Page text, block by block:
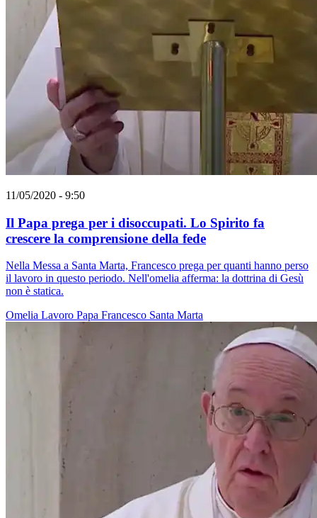
11/05/2020 - 9:50
Il Papa prega per i disoccupati. Lo Spirito fa
crescere la comprensione della fede
Nella Messa a Santa Marta, Francesco prega per quanti hanno perso
il lavoro in questo periodo. Nell'omelia afferma: la dottrina di Gesù
non è statica.
Omelia Lavoro Papa Francesco Santa Marta